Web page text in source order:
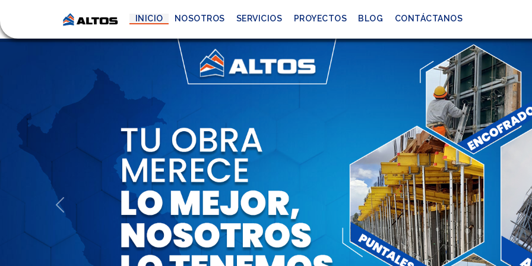
INICIO NOSOTROS SERVICIOS PROYECTOS BLOG CONTÁCTANOS
Previous